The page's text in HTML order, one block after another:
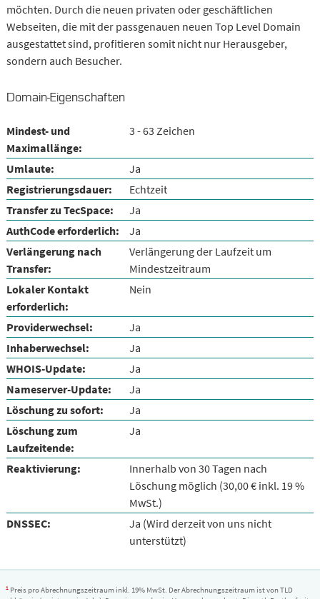
möchten. Durch die neuen privaten oder geschäftlichen
Webseiten, die mit der passgenauen neuen Top Level Domain
ausgestattet sind, profitieren somit nicht nur Herausgeber,
sondern auch Besucher.
Domain-Eigenschaften
Mindest- und
Maximallänge:
3 - 63 Zeichen
Umlaute:
Ja
Registrierungsdauer:
Echtzeit
Transfer zu TecSpace:
Ja
AuthCode erforderlich:
Ja
Verlängerung nach
Transfer:
Verlängerung der Laufzeit um
Mindestzeitraum
Lokaler Kontakt
erforderlich:
Nein
Providerwechsel:
Ja
Inhaberwechsel:
Ja
WHOIS-Update:
Ja
Nameserver-Update:
Ja
Löschung zu sofort:
Ja
Löschung zum
Laufzeitende:
Ja
Reaktivierung:
Innerhalb von 30 Tagen nach
Löschung möglich (30,00 € inkl. 19 %
MwSt.)
DNSSEC:
Ja (Wird derzeit von uns nicht
unterstützt)
1Preis pro Abrechnungszeitraum inkl. 19% MwSt. Der Abrechnungszeitraum ist von TLD